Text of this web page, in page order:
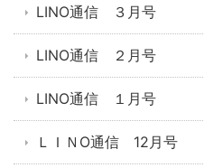
LINO通信 ３月号
LINO通信 ２月号
LINO通信 １月号
ＬＩＮO通信 12月号